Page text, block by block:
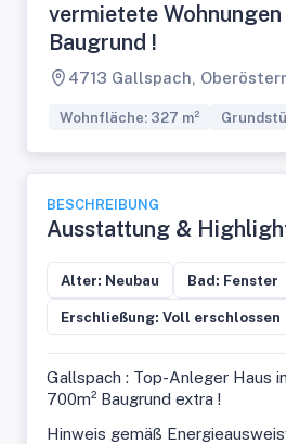
vermietete
Baugrund !
4713 Gallspach,
Wohnfläche: 327 m²
BESCHREIBUNG
Ausstattung &
Alter: Neubau Bad: Fenster
Erschließung: Voll erschlossen
Gallspach : Top-Anleger Haus
700m² Baugrund extra !
Hinweis gemäß